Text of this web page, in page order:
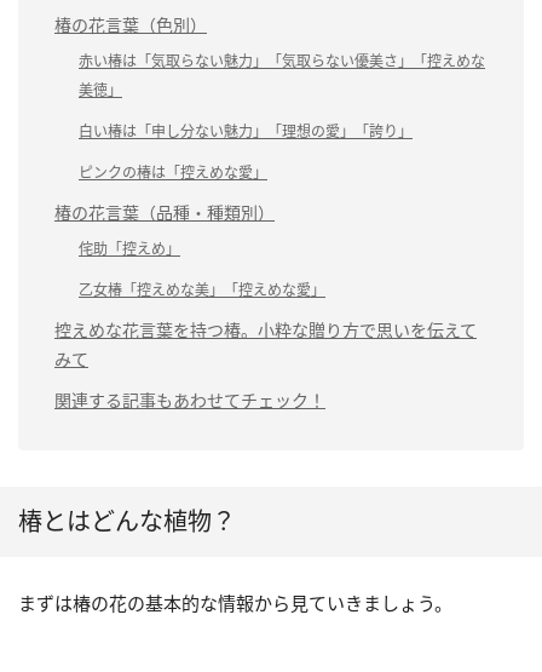
椿の花言葉（色別）
赤い椿は「気取らない魅力」「気取らない優美さ」「控えめな
美徳」
白い椿は「申し分ない魅力」「理想の愛」「誇り」
ピンクの椿は「控えめな愛」
椿の花言葉（品種・種類別）
侘助「控えめ」
乙女椿「控えめな美」「控えめな愛」
控えめな花言葉を持つ椿。小粋な贈り方で思いを伝えて
みて
関連する記事もあわせてチェック！
椿とはどんな植物？
まずは椿の花の基本的な情報から見ていきましょう。